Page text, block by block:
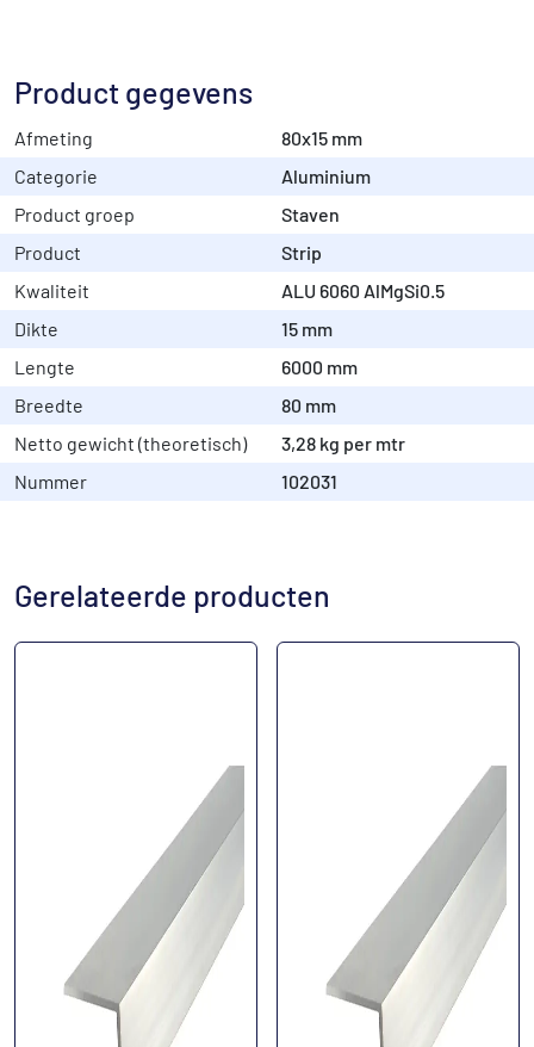
Product gegevens
Afmeting
80x15 mm
Categorie
Aluminium
Product groep
Staven
Product
Strip
Kwaliteit
ALU 6060 AlMgSi0.5
Dikte
15 mm
Lengte
6000 mm
Breedte
80 mm
Netto gewicht (theoretisch)
3,28 kg per mtr
Nummer
102031
Gerelateerde producten